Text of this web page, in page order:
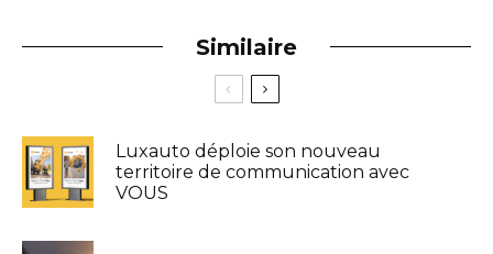
Similaire
Luxauto déploie son nouveau
territoire de communication avec
VOUS